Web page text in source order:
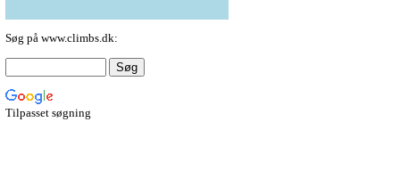
Søg på www.climbs.dk:
Tilpasset søgning